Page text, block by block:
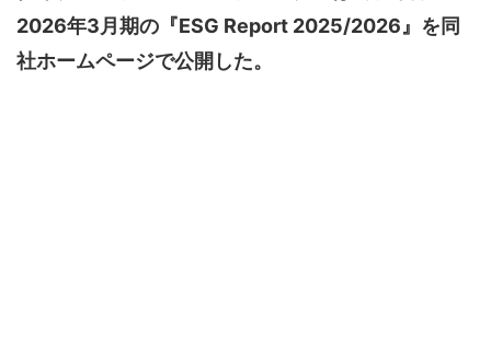
2026年3月期の『ESG Report 2025/2026』を同
社ホームページで公開した。